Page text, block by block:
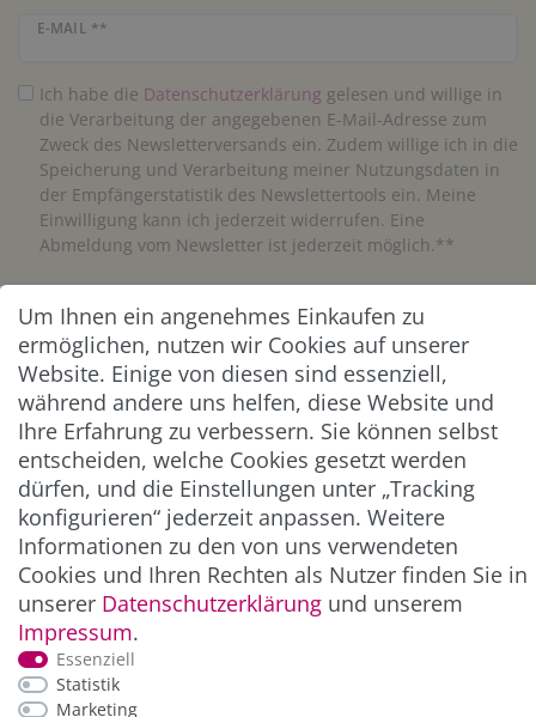
E-MAIL **
Newsletter Honig
Ich habe die Daten­schutz­erklärung gelesen und willige in
die Verarbeitung der angegebenen E-Mail-Adresse zum
Zweck des Newsletterversands ein. Zudem willige ich in die
Speicherung und Verarbeitung meiner Nutzungsdaten in
der Empfängerstatistik des Newslettertools ein. Meine
Einwilligung kann ich jederzeit widerrufen. Eine
Abmeldung vom Newsletter ist jederzeit möglich.**
Abonnieren
** Hierbei handelt es sich um ein Pflichtfeld.
ZAHLUNG & VERSAND
*Alle Preise inkl. der gesetzl. MwSt. zzgl.
Um Ihnen ein angenehmes Einkaufen zu
ermöglichen, nutzen wir Cookies auf unserer
Website. Einige von diesen sind essenziell,
während andere uns helfen, diese Website und
Ihre Erfahrung zu verbessern. Sie können selbst
entscheiden, welche Cookies gesetzt werden
dürfen, und die Einstellungen unter „Tracking
konfigurieren“ jederzeit anpassen. Weitere
Informationen zu den von uns verwendeten
Cookies und Ihren Rechten als Nutzer finden Sie in
unserer Daten­schutz­erklärung und unserem
Impressum.
Essenziell
Statistik
Marketing